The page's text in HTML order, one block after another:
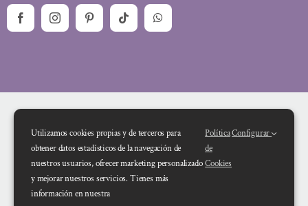
Financiado por la Unión Europea – NextGenerationEU. Sin embargo, los
Utilizamos cookies propias y de terceros para
obtener datos estadísticos de la navegación de
nuestros usuarios, ofrecer marketing personalizado
y mejorar nuestros servicios. Tienes más
información en nuestra
Política
de
Cookies
Configurar